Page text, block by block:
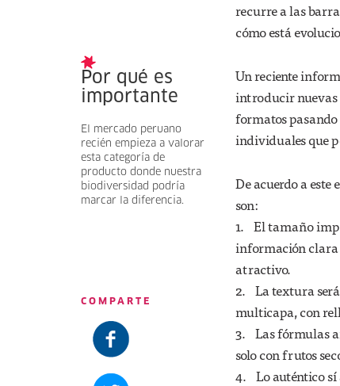
Por qué es
importante
El mercado peruano
recién empieza a valorar
esta categoría de
producto donde nuestra
biodiversidad podría
marcar la diferencia.
COMPARTE
recurre a las
cómo está
Un reciente
introducir nuevas
formatos
individuales que
De acuerdo a
son:
1. El tamaño
información clara
atractivo.
2. La textura será
multicapa, con
3. Las fórmulas
solo con frutos
4. Lo auténtico sí